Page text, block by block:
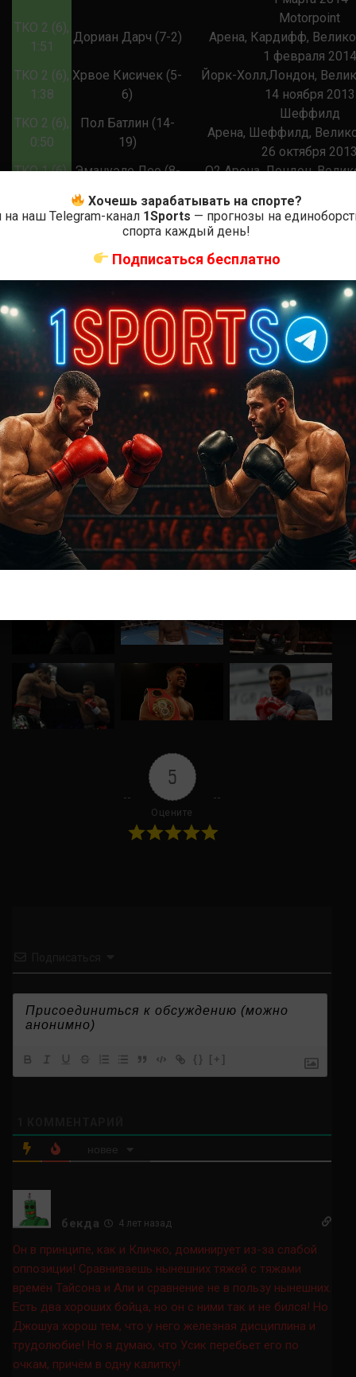
TKO 2 (6),
1:51
Дориан Дарч (7-2)
Motorpoint
Арена, Кардифф,
1 февраля 2014
TKO 2 (6),
1:38
Хрвое Кисичек (5-
6)
Йорк-Холл,Лондон,
14 ноября 2013
TKO 2 (6),
0:50
Пол Батлин (14-
19)
Шеффилд
Арена, Шеффилд,
26 октября
TKO 1 (6), Эмануэле Лео (8-
О2 Арена, Лондон,
Энтони Джошуа (Anthony Joshua; 15 октября 1989,
британский боксёр-профессионал, выступающий в
тяжёлой весовой категории. Олимпийский чемпион
ХХХ Олимпийских игр в весовой категории свыше
91 кг (2012). Самый перспективный боксёр года по
версии авторитетного журнала «The Ring» (2014).
Чемпион мира по версии IBF (2016—н.в.), WBA (2017—
н.в.), WBO (2018—н.в.), IBO (2017—н.в.) в тяжёлом
весе. Награждён орденом Британской империи
(2013).
Второй после Джо Фрейзера тяжеловес в истории
бокса, выигравший профессиональный
чемпионский титул, будучи действующим
Олимпийским чемпионом в тяжёлом весе. Второй
после Леннокса Льюиса британский тяжеловес,
ставший чемпионом мира после победы на
Олимпийских играх.
5
Оцените
{} [+]
новее
бекда 4 лет назад
Он в принципе, как и Кличко, доминирует из-за слабой
оппозиции! Сравниваешь нынешних тяжей с тяжами
времён Тайсона и Али и сравнение не в пользу нынешних.
Есть два хороших бойца, но он с ними так и не бился! Но
Джошуа хорош тем, что у него железная дисциплина и
трудолюбие! Но я думаю, что Усик перебьет его по
очкам, причём в одну калитку!
Хочешь зарабатывать на спорте?
наш Telegram-канал 1Sports — прогнозы на
спорта каждый день!
Подписаться бесплатно